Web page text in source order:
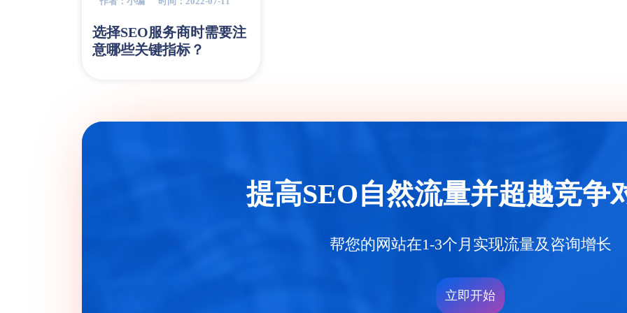
选择SEO服务商时需要注
意哪些关键指标？
提高SEO自然流量并超越竞争
帮您的网站在1-3个月实现流量及咨询增长
立即开始